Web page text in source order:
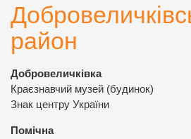
район
Добровеличківка
Краєзнавчий музей (будинок)
Знак центру України
Помічна